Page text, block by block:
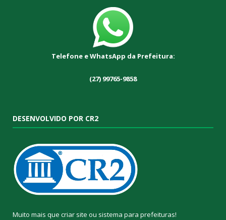
Telefone e WhatsApp da Prefeitura:
(27) 99765-9858
DESENVOLVIDO POR CR2
Muito mais que criar site ou sistema para prefeituras!